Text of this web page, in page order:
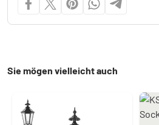
Sie mögen vielleicht auch